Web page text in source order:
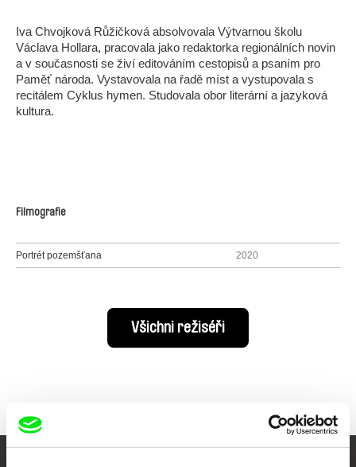
Iva Chvojková Růžičková absolvovala Výtvarnou školu
Václava Hollara, pracovala jako redaktorka regionálních novin
a v současnosti se živí editováním cestopisů a psaním pro
Paměť národa. Vystavovala na řadě míst a vystupovala s
recitálem Cyklus hymen. Studovala obor literární a jazyková
kultura.
Filmografie
Portrét pozemšťana 2020
Všichni režiséři